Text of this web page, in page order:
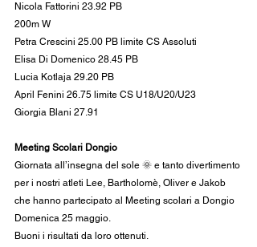
Nicola Fattorini 23.92 PB
200m W
Petra Crescini 25.00 PB limite CS Assoluti
Elisa Di Domenico 28.45 PB
Lucia Kotlaja 29.20 PB
April Fenini 26.75 limite CS U18/U20/U23
Giorgia Blani 27.91
Meeting Scolari Dongio
Giornata all’insegna del sole 🌞 e tanto divertimento
per i nostri atleti Lee, Bartholomè, Oliver e Jakob
che hanno partecipato al Meeting scolari a Dongio
Domenica 25 maggio.
Buoni i risultati da loro ottenuti.